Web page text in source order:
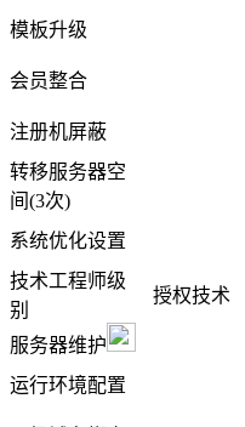
模板升级
会员整合
注册机屏蔽
转移服务器空
间(3次)
系统优化设置
技术工程师级
别
授权技术
服务器维护
运行环境配置